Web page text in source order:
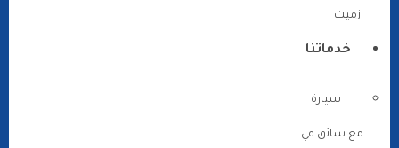
ازميت
خدماتنا
سيارة
مع سائق في